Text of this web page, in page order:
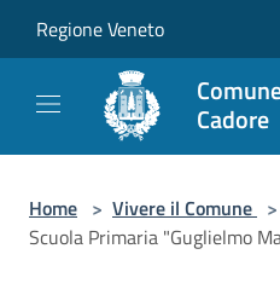
Regione Veneto
Cadore
Home > Vivere il Comune >
Scuola Primaria "Guglielmo